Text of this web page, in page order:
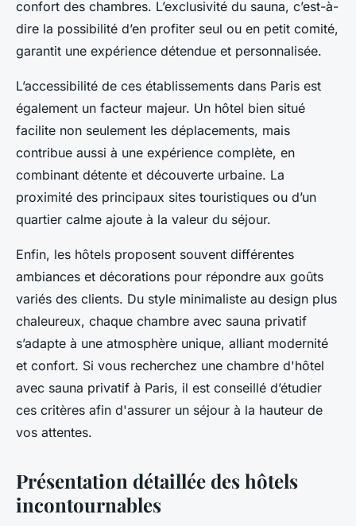
confort des chambres. L’exclusivité du sauna, c’est-à-
dire la possibilité d’en profiter seul ou en petit comité,
garantit une expérience détendue et personnalisée.
L’accessibilité de ces établissements dans Paris est
également un facteur majeur. Un hôtel bien situé
facilite non seulement les déplacements, mais
contribue aussi à une expérience complète, en
combinant détente et découverte urbaine. La
proximité des principaux sites touristiques ou d’un
quartier calme ajoute à la valeur du séjour.
Enfin, les hôtels proposent souvent différentes
ambiances et décorations pour répondre aux goûts
variés des clients. Du style minimaliste au design plus
chaleureux, chaque chambre avec sauna privatif
s’adapte à une atmosphère unique, alliant modernité
et confort. Si vous recherchez une chambre d'hôtel
avec sauna privatif à Paris, il est conseillé d’étudier
ces critères afin d'assurer un séjour à la hauteur de
vos attentes.
Présentation détaillée des hôtels
incontournables